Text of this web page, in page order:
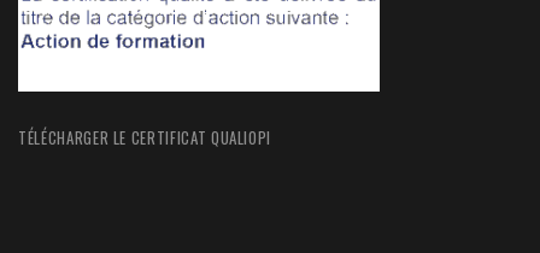
TÉLÉCHARGER LE CERTIFICAT QUALIOPI